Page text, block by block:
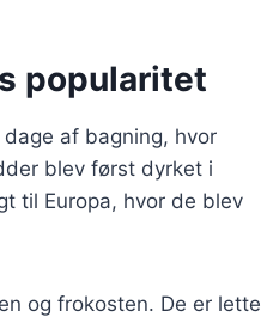
popularitet
af bagning, hvor
blev først dyrket i
til Europa, hvor de blev
og frokosten. De er lette